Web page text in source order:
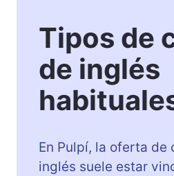
Tipos de
de inglés
En Pulpí, la oferta de
inglés suele estar